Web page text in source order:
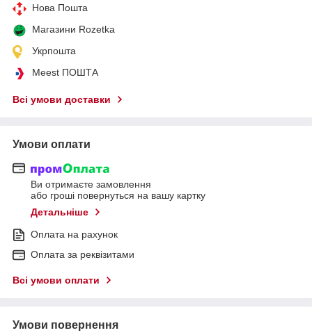
Нова Пошта
Магазини Rozetka
Укрпошта
Meest ПОШТА
Всі умови доставки
Умови оплати
Ви отримаєте замовлення
або гроші повернуться на вашу картку
Детальніше
Оплата на рахунок
Оплата за реквізитами
Всі умови оплати
Умови повернення